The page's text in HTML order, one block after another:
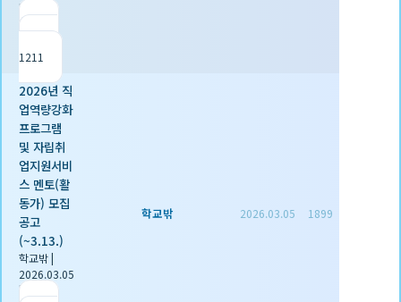
|
1211
2026년 직
업역량강화
프로그램
및 자립취
업지원서비
스 멘토(활
동가) 모집
공고
(~3.13.)
학교밖|
2026.03.05
|
학교밖 2026.03.05 1899